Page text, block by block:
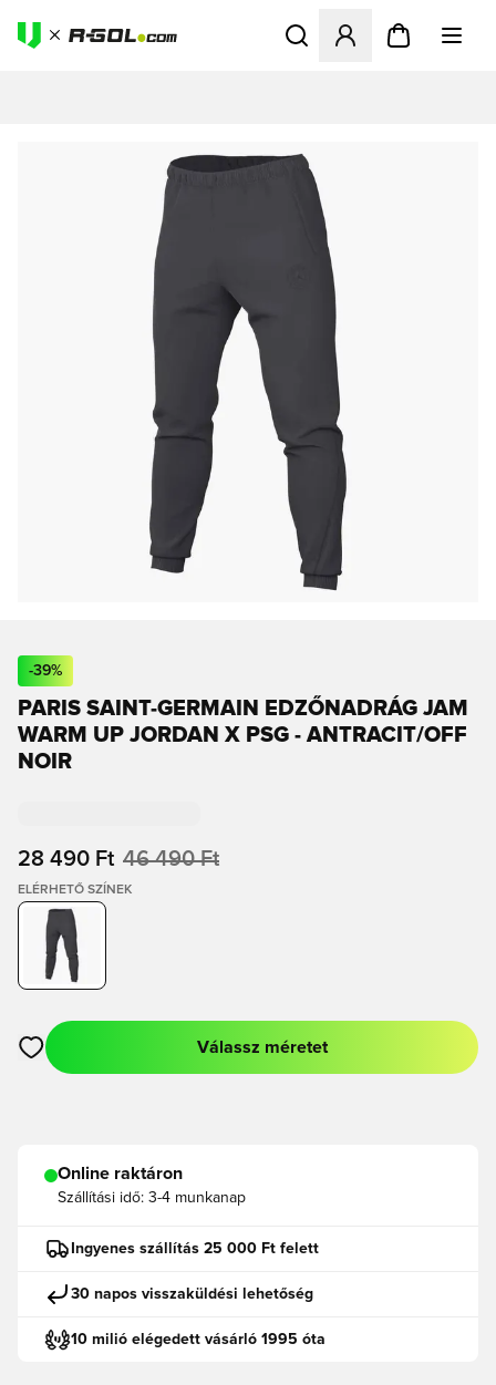
Megnyit egy modált a
-39%
PARIS SAINT-GERMAIN EDZŐNADRÁG JAM
WARM UP JORDAN X PSG - ANTRACIT/OFF
NOIR
28 490 Ft 46 490 Ft
ELÉRHETŐ SZÍNEK
Megnyit egy modált a bejelentkezéshez vagy a tagként való
Válassz méretet
Online raktáron
Szállítási idő: 3-4 munkanap
Ingyenes szállítás 25 000 Ft felett
30 napos visszaküldési lehetőség
10 milió elégedett vásárló 1995 óta